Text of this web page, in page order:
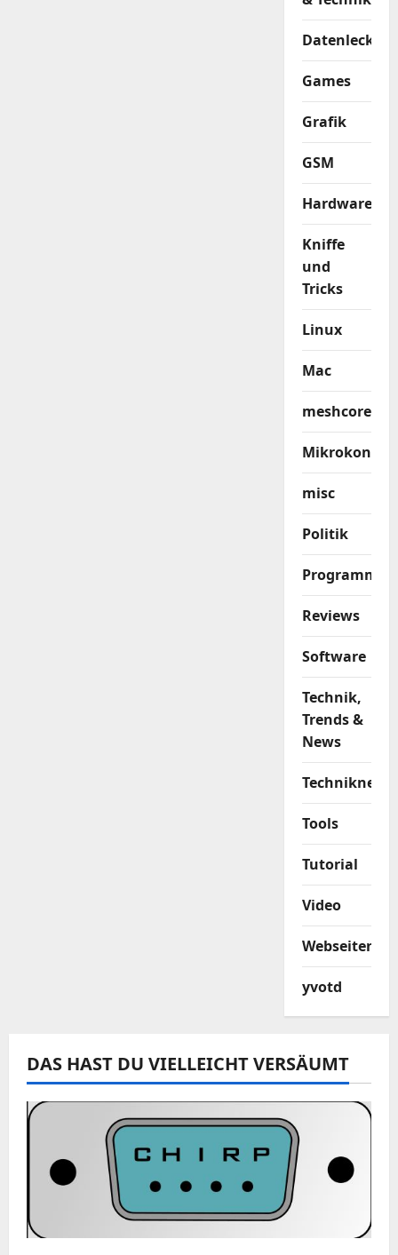
Datenleck
Games
Grafik
GSM
Hardware
Kniffe
und
Tricks
Linux
Mac
meshcore
misc
Politik
Reviews
Software
Technik,
Trends &
News
Techniknews
Tools
Tutorial
Video
Webseiten
yvotd
DAS HAST DU VIELLEICHT VERSÄUMT